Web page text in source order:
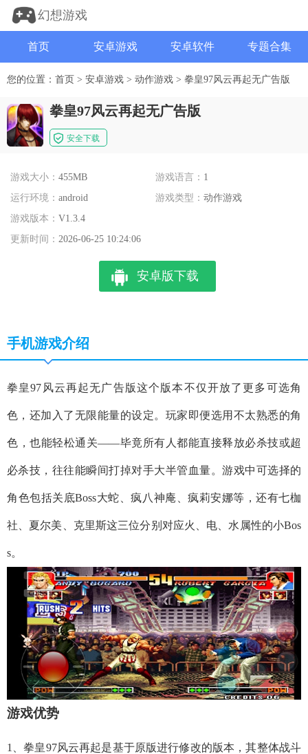
幻想游戏
首页 安卓游戏 安卓软件 专题合集
您的位置： 首页 > 安卓游戏 > 动作游戏 > 拳皇97风云再起无广告版
拳皇97风云再起无广告版
安全下载
游戏大小： 455MB 游戏语言： 1
运行环境： android 游戏类型：动作游戏
游戏版本： V1.3.4
更新时间： 2026-06-25 10:24:06
安卓版下载
手机游戏介绍
拳皇97风云再起无广告版这个版本不仅开放了更多可选角
色，还加入了无限能量的设定。玩家即便选用不太熟悉的角
色，也能轻松通关——毕竟所有人都能直接释放必杀技或超
必杀技，往往能瞬间打掉对手大半管血量。游戏中可选择的
角色包括关底Boss大蛇、疯八神庵、疯莉安娜等，还有七枷
社、夏尔美、克里斯这三位分别对应火、电、水属性的小Bos
s。
游戏优势
1、拳皇97风云再起是基于原版进行修改的版本，其整体战斗